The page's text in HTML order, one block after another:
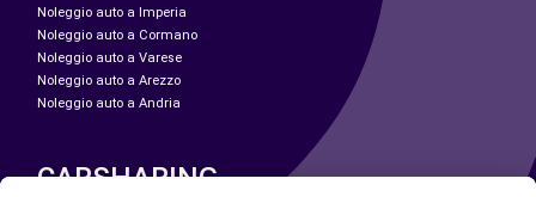
Noleggio auto a Imperia
Noleggio auto a Cormano
Noleggio auto a Varese
Noleggio auto a Arezzo
Noleggio auto a Andria
CARSHARING